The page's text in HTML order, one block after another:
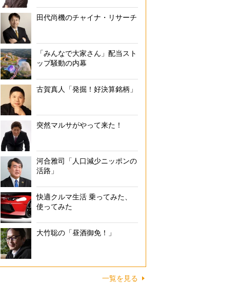
田代尚機のチャイナ・リサーチ
「みんなで大家さん」配当スト
ップ騒動の内幕
古賀真人「発掘！好決算銘柄」
突然マルサがやって来た！
河合雅司「人口減少ニッポンの
活路」
快適クルマ生活 乗ってみた、
使ってみた
大竹聡の「昼酒御免！」
一覧を見る